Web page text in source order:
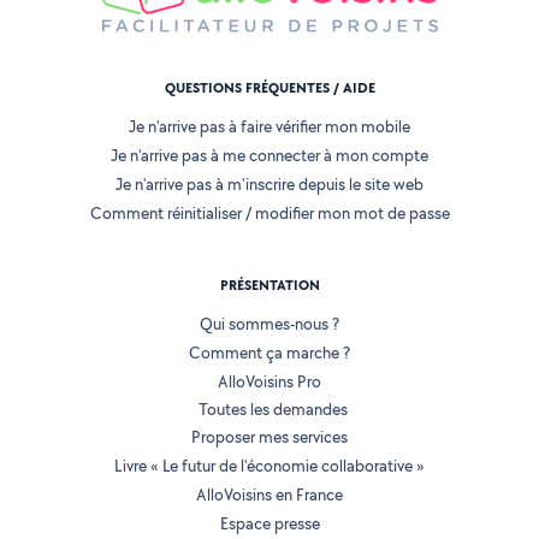
QUESTIONS FRÉQUENTES / AIDE
Je n'arrive pas à faire vérifier mon mobile
Je n'arrive pas à me connecter à mon compte
Je n'arrive pas à m'inscrire depuis le site web
Comment réinitialiser / modifier mon mot de passe
PRÉSENTATION
Qui sommes-nous ?
Comment ça marche ?
AlloVoisins Pro
Toutes les demandes
Proposer mes services
Livre « Le futur de l'économie collaborative »
AlloVoisins en France
Espace presse